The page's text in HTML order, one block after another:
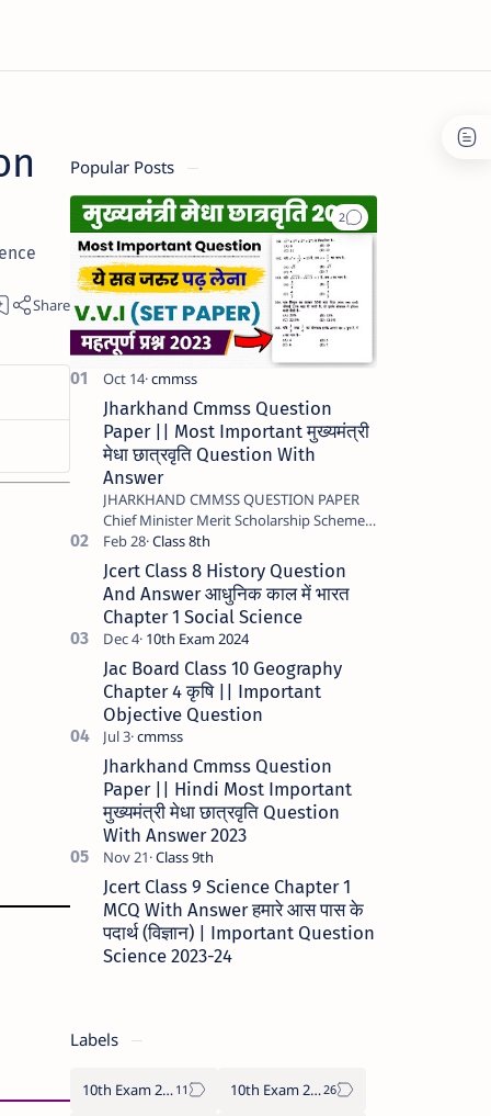
Popular Posts
Jharkhand Cmmss Question
Paper || Most Important मुख्यमंत्री
मेधा छात्रवृति Question With
Answer
JHARKHAND CMMSS QUESTION PAPER
Chief Minister Merit Scholarship Scheme -
Jcert Class 8 History Question
And Answer आधुनिक काल में भारत
Chapter 1 Social Science
Jac Board Class 10 Geography
Chapter 4 कृषि || Important
Objective Question
Jharkhand Cmmss Question
Paper || Hindi Most Important
मुख्यमंत्री मेधा छात्रवृति Question
With Answer 2023
Jcert Class 9 Science Chapter 1
MCQ With Answer हमारे आस पास के
पदार्थ (विज्ञान) | Important Question
Science 2023-24
Labels
10th Exam 2024 10th Exam 2025